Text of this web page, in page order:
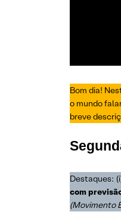
Bom dia!
o mundo
breve
Destaques:
com
(Movimento